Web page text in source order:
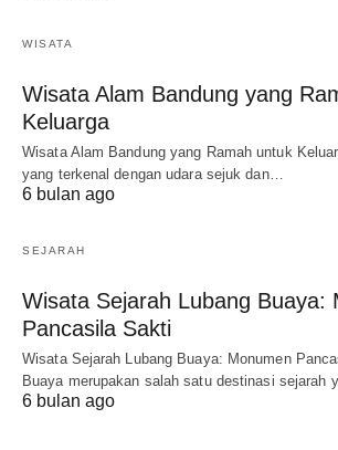
WISATA
Wisata Alam Bandung yang
Keluarga
Wisata Alam Bandung yang Ramah untuk
yang terkenal dengan udara sejuk dan…
6 bulan ago
SEJARAH
Wisata Sejarah Lubang Buaya:
Pancasila Sakti
Wisata Sejarah Lubang Buaya: Monumen
Buaya merupakan salah satu destinasi sejarah
6 bulan ago